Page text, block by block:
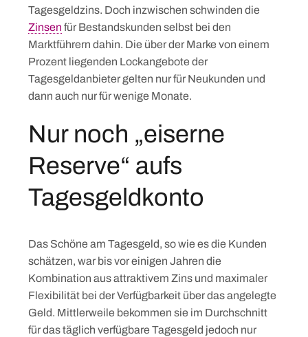
Tagesgeldzins. Doch inzwischen schwinden die
Zinsen für Bestandskunden selbst bei den
Marktführern dahin. Die über der Marke von einem
Prozent liegenden Lockangebote der
Tagesgeldanbieter gelten nur für Neukunden und
dann auch nur für wenige Monate.
Nur noch „eiserne
Reserve“ aufs
Tagesgeldkonto
Das Schöne am Tagesgeld, so wie es die Kunden
schätzen, war bis vor einigen Jahren die
Kombination aus attraktivem Zins und maximaler
Flexibilität bei der Verfügbarkeit über das angelegte
Geld. Mittlerweile bekommen sie im Durchschnitt
für das täglich verfügbare Tagesgeld jedoch nur